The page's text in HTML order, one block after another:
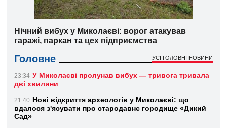
Нічний вибух у Миколаєві: ворог атакував
гаражі, паркан та цех підприємства
Головне УСІ ГОЛОВНІ НОВИНИ
23:34 У Миколаєві пролунав вибух — тривога тривала
дві хвилини
21:40 Нові відкриття археологів у Миколаєві: що
вдалося з'ясувати про стародавнє городище «Дикий
Сад»